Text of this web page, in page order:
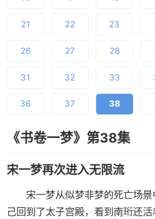
21 22 23
26 27 28
31 32 33
36 37 38
《书卷一梦》第38集
宋一梦再次进入无限流
宋一梦从似梦非梦的死亡场
己回到了太子宫殿，看到南珩还活